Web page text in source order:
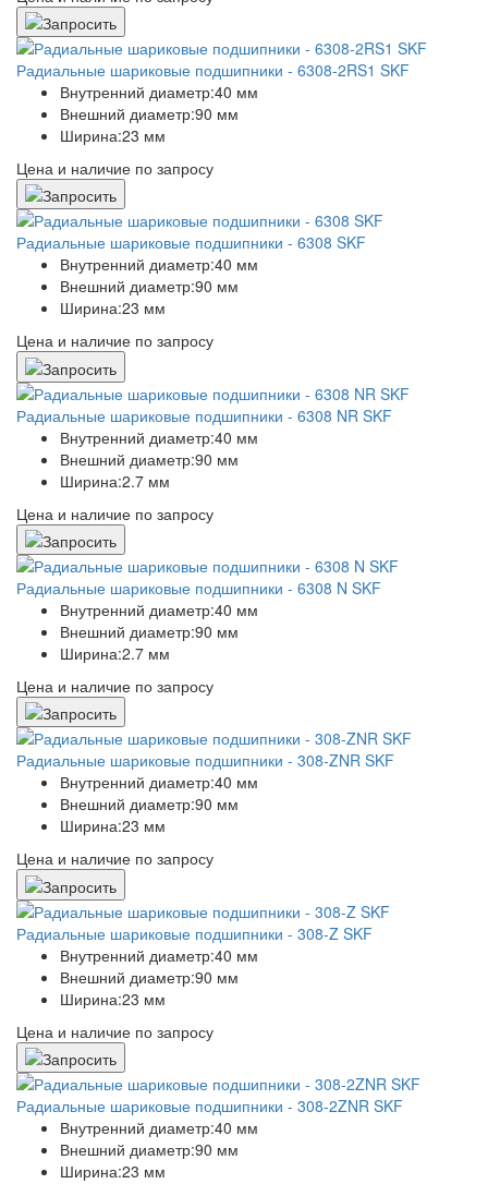
Радиальные шариковые подшипники - 6308-2RS1 SKF
Внутренний диаметр:40 мм
Внешний диаметр:90 мм
Ширина:23 мм
Цена и наличие по запросу
Радиальные шариковые подшипники - 6308 SKF
Внутренний диаметр:40 мм
Внешний диаметр:90 мм
Ширина:23 мм
Цена и наличие по запросу
Радиальные шариковые подшипники - 6308 NR SKF
Внутренний диаметр:40 мм
Внешний диаметр:90 мм
Ширина:2.7 мм
Цена и наличие по запросу
Радиальные шариковые подшипники - 6308 N SKF
Внутренний диаметр:40 мм
Внешний диаметр:90 мм
Ширина:2.7 мм
Цена и наличие по запросу
Радиальные шариковые подшипники - 308-ZNR SKF
Внутренний диаметр:40 мм
Внешний диаметр:90 мм
Ширина:23 мм
Цена и наличие по запросу
Радиальные шариковые подшипники - 308-Z SKF
Внутренний диаметр:40 мм
Внешний диаметр:90 мм
Ширина:23 мм
Цена и наличие по запросу
Радиальные шариковые подшипники - 308-2ZNR SKF
Внутренний диаметр:40 мм
Внешний диаметр:90 мм
Ширина:23 мм